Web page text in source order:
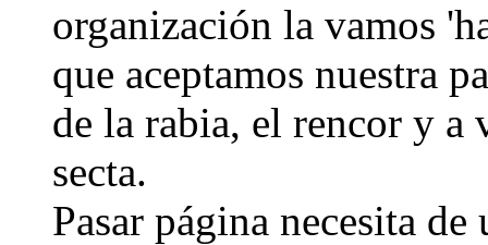
organización la vamos
que aceptamos nuestra
de la rabia, el rencor y a
secta.
Pasar página necesita